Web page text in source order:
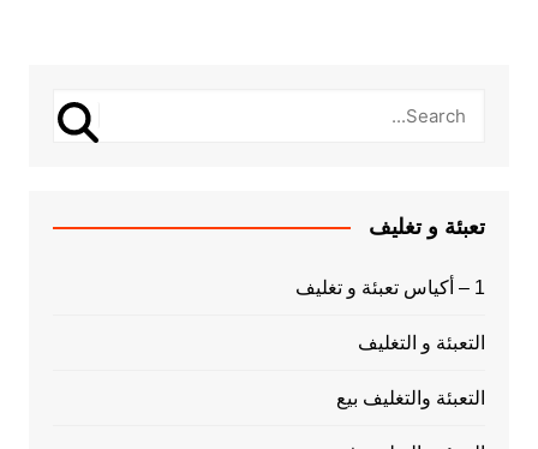
تعبئة و تغليف
1 – أكياس تعبئة و تغليف
التعبئة و التغليف
التعبئة والتغليف بيع